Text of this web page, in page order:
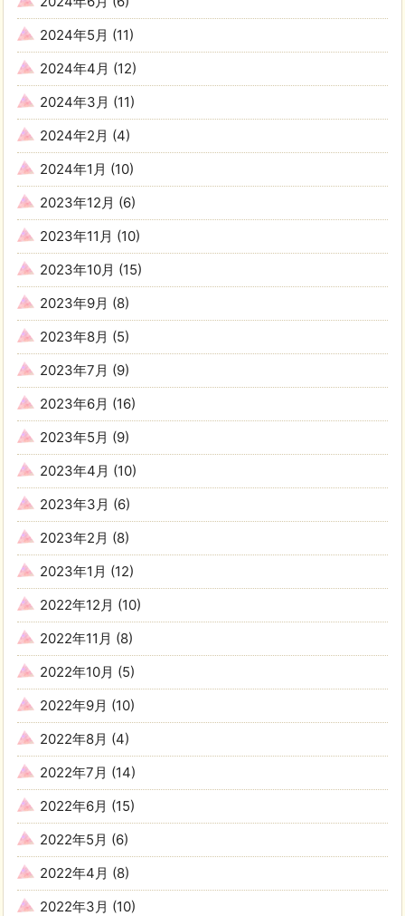
2024年5月 (11)
2024年4月 (12)
2024年3月 (11)
2024年2月 (4)
2024年1月 (10)
2023年12月 (6)
2023年11月 (10)
2023年10月 (15)
2023年9月 (8)
2023年8月 (5)
2023年7月 (9)
2023年6月 (16)
2023年5月 (9)
2023年4月 (10)
2023年3月 (6)
2023年2月 (8)
2023年1月 (12)
2022年12月 (10)
2022年11月 (8)
2022年10月 (5)
2022年9月 (10)
2022年8月 (4)
2022年7月 (14)
2022年6月 (15)
2022年5月 (6)
2022年4月 (8)
2022年3月 (10)